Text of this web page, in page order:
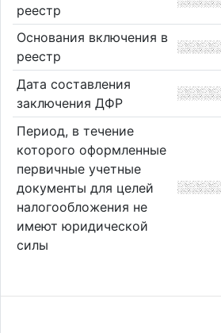
реестр
Основания включения в
реестр
Дата составления
заключения ДФР
Период, в течение
которого оформленные
первичные учетные
документы для целей
налогообложения не
имеют юридической
силы